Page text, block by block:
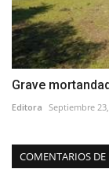
Grave
Editora Septiembre
COMENTARIOS DE